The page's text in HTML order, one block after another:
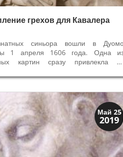
грехов для Кавалера
синьора вошли в
1 апреля 1606 года. Одна
картин сразу привлекла их
в то время Помаранчио сказал:
написал, но красиво.
поразил собеседников до
Май 25
2019
Искусство
Коллекции знати